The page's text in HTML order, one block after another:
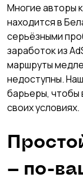
Многие авторы
находится в
серьёзными
заработок из
маршруты
недоступны.
барьеры, чтобы
своих условиях.
— по-